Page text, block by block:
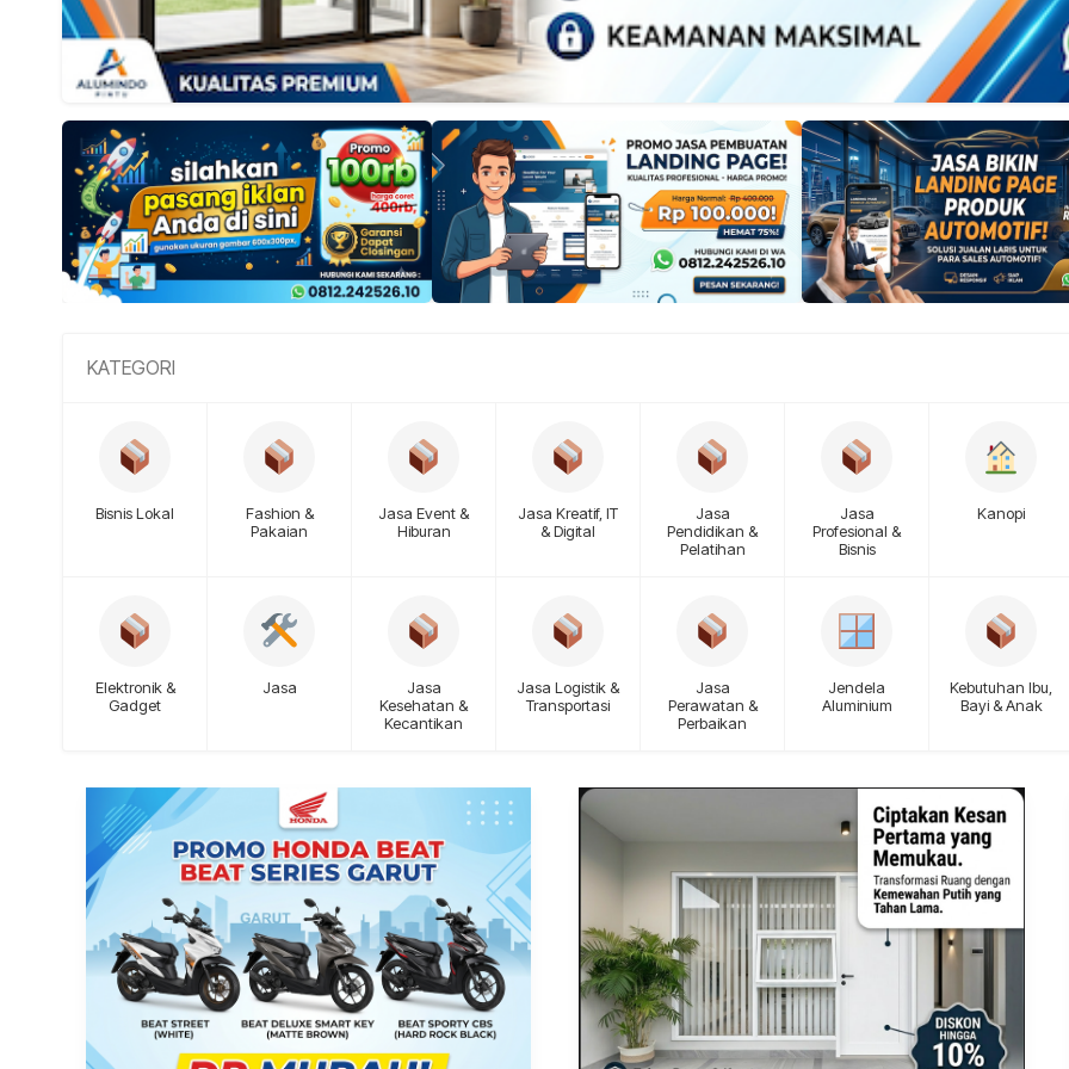
KATEGORI
Bisnis Lokal
Elektronik &
Gadget
Fashion &
Pakaian
Jasa
Jasa Event &
Hiburan
Jasa
Kesehatan &
Kecantikan
Jasa Kreatif, IT
& Digital
Jasa Logistik &
Transportasi
Jasa
Pendidikan &
Pelatihan
Jasa
Perawatan &
Perbaikan
Jasa
Profesional &
Bisnis
Jendela
Aluminium
Kanopi
Kebutuhan Ibu,
Bayi & Anak